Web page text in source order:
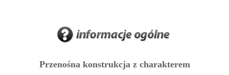
Przenośna konstrukcja z charakterem